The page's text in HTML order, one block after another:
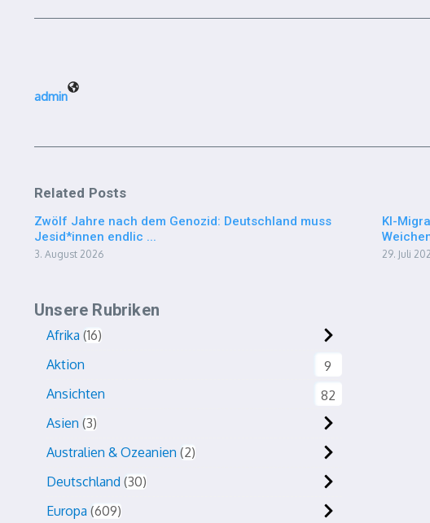
admin
Related Posts
Zwölf Jahre nach dem Genozid: Deutschland muss
Jesid*innen endlic ...
3. August 2026
KI-
29. Juli
Unsere Rubriken
Afrika 16
Aktion
9
Ansichten
82
Asien 3
Australien & Ozeanien 2
Deutschland 30
Europa 609